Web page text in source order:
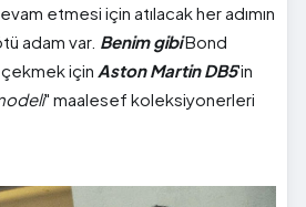
etmesi için atılacak her adımın
adam var. Benim gibiBond
çekmek için Aston Martin DB5'in
" maalesef koleksiyonerleri